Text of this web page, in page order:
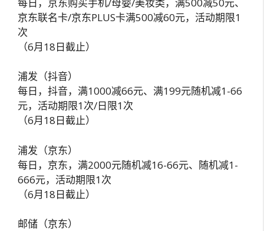
京东联名卡/京东PLUS卡满500减60元，活动期限1
次
（6月18日截止）
浦发（抖音）
每日，抖音，满1000减66元、满199元随机减1-66
元，活动期限1次/日限1次
（6月18日截止）
浦发（京东）
每日，京东，满2000元随机减16-66元、随机减1-
666元，活动期限1次
（6月18日截止）
邮储（京东）